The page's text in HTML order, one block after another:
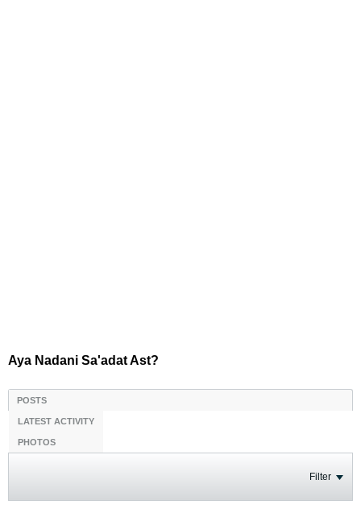
Aya Nadani Sa'adat Ast?
POSTS
LATEST ACTIVITY
PHOTOS
Filter